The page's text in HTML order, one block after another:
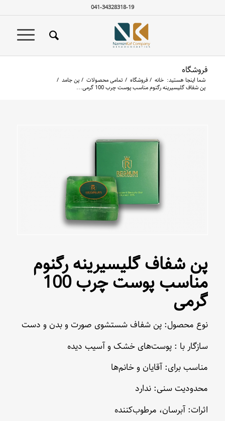
041-34328318-19
فروشگاه
شما اینجا هستید: خانه / فروشگاه / تمامی محصولات / پن جامد /
پن شفاف گلیسیرینه رگنوم مناسب پوست چرب 100 گرمی...
پن شفاف گلیسیرینه رگنوم
مناسب پوست چرب 100
گرمی
نوع محصول: پن شفاف شستشوی صورت و بدن و دست
سازگار با : پوست‌های خشک و آسیب دیده
مناسب برای: آقایان و خانم‌ها
محدودیت سنی: ندارد
اثرات: آبرسان، مرطوب‌کننده